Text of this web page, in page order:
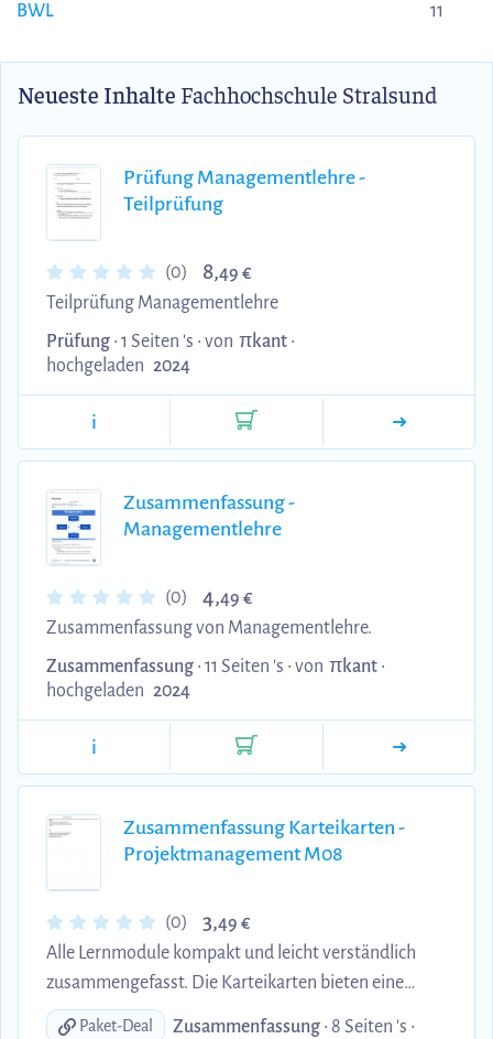
BWL 11
Neueste Inhalte Fachhochschule Stralsund
Prüfung Managementlehre -
Teilprüfung
(0) 8,49 €
Teilprüfung Managementlehre
Prüfung • 1 Seiten 's • von πkant •
hochgeladen 2024
i
Zusammenfassung -
Managementlehre
(0) 4,49 €
Zusammenfassung von Managementlehre.
Zusammenfassung • 11 Seiten 's • von πkant •
hochgeladen 2024
i
Zusammenfassung Karteikarten -
Projektmanagement M08
(0) 3,49 €
Alle Lernmodule kompakt und leicht verständlich
zusammengefasst. Die Karteikarten bieten eine
effiziente Möglichkeit, sich das Wesentliche
Paket-Deal Zusammenfassung • 8 Seiten 's •